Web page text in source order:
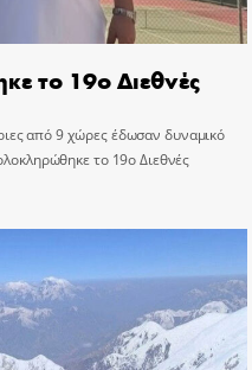
το 19ο Διεθνές
από 9 χώρες έδωσαν δυναμικό
το 19ο Διεθνές